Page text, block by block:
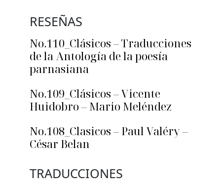
RESEÑAS
No.110_Clásicos – Traducciones
de la Antología de la poesía
parnasiana
No.109_Clásicos – Vicente
Huidobro – Mario Meléndez
No.108_Clasicos – Paul Valéry –
César Belan
TRADUCCIONES